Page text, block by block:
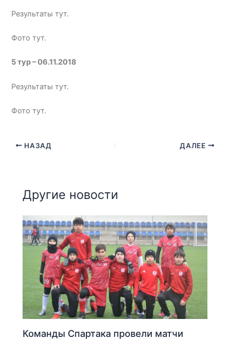
Результаты тут.
Фото тут.
5 тур – 06.11.2018
Результаты тут.
Фото тут.
НАЗАД ДАЛЕЕ
Другие новости
Команды Спартака провели матчи